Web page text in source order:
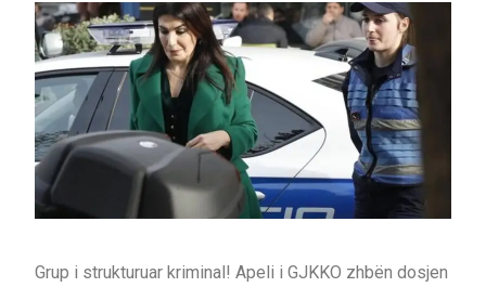
Grup i strukturuar kriminal! Apeli i GJKKO zhbën dosjen